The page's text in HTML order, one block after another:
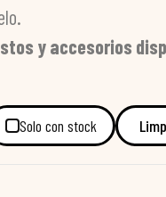
y accesorios
Solo con stock